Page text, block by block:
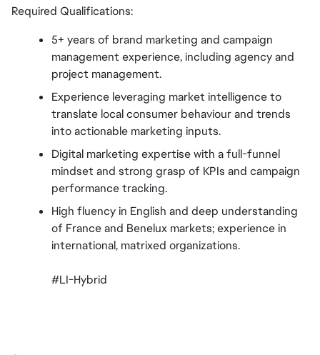
Required Qualifications:
5+ years of brand marketing and campaign
management experience, including agency and
project management.
Experience leveraging market intelligence to
translate local consumer behaviour and trends
into actionable marketing inputs.
Digital marketing expertise with a full-funnel
mindset and strong grasp of KPIs and campaign
performance tracking.
High fluency in English and deep understanding
of France and Benelux markets; experience in
international, matrixed organizations.
#LI-Hybrid